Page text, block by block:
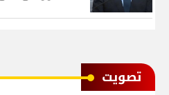
ﺗﺼﻮﻳﺖ